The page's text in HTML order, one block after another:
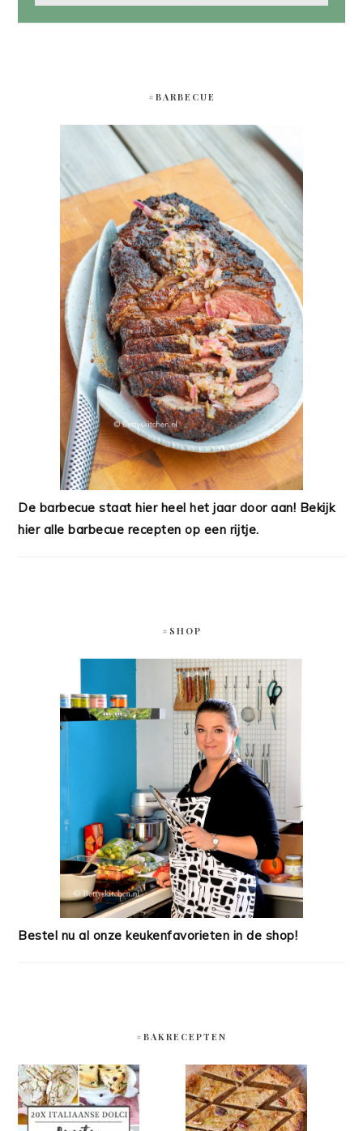
#BARBECUE
De barbecue staat hier heel het jaar door aan! Bekijk
hier alle barbecue recepten op een rijtje.
#SHOP
Bestel nu al onze keukenfavorieten in de shop!
#BAKRECEPTEN